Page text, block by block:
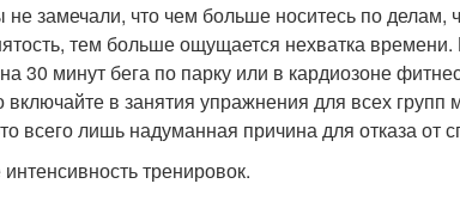
не замечали, что чем больше носитесь по
тем больше ощущается нехватка
30 минут бега по парку или в кардиозоне
включайте в занятия упражнения для всех
всего лишь надуманная причина для отказа от
тренировок.